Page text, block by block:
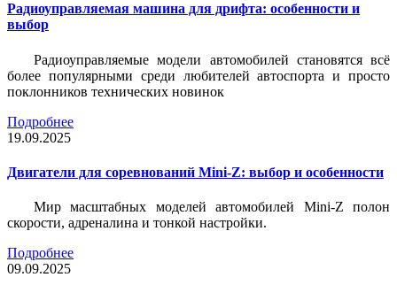
Радиоуправляемая машина для дрифта: особенности и
выбор
Радиоуправляемые модели автомобилей становятся всё
более популярными среди любителей автоспорта и просто
поклонников технических новинок
Подробнее
19.09.2025
Двигатели для соревнований Mini-Z: выбор и особенности
Мир масштабных моделей автомобилей Mini-Z полон
скорости, адреналина и тонкой настройки.
Подробнее
09.09.2025